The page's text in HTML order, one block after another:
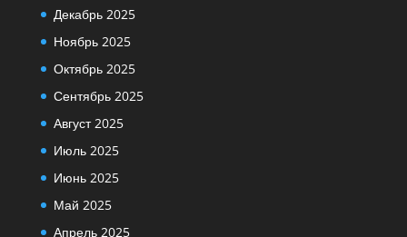
Декабрь 2025
Ноябрь 2025
Октябрь 2025
Сентябрь 2025
Август 2025
Июль 2025
Июнь 2025
Май 2025
Апрель 2025